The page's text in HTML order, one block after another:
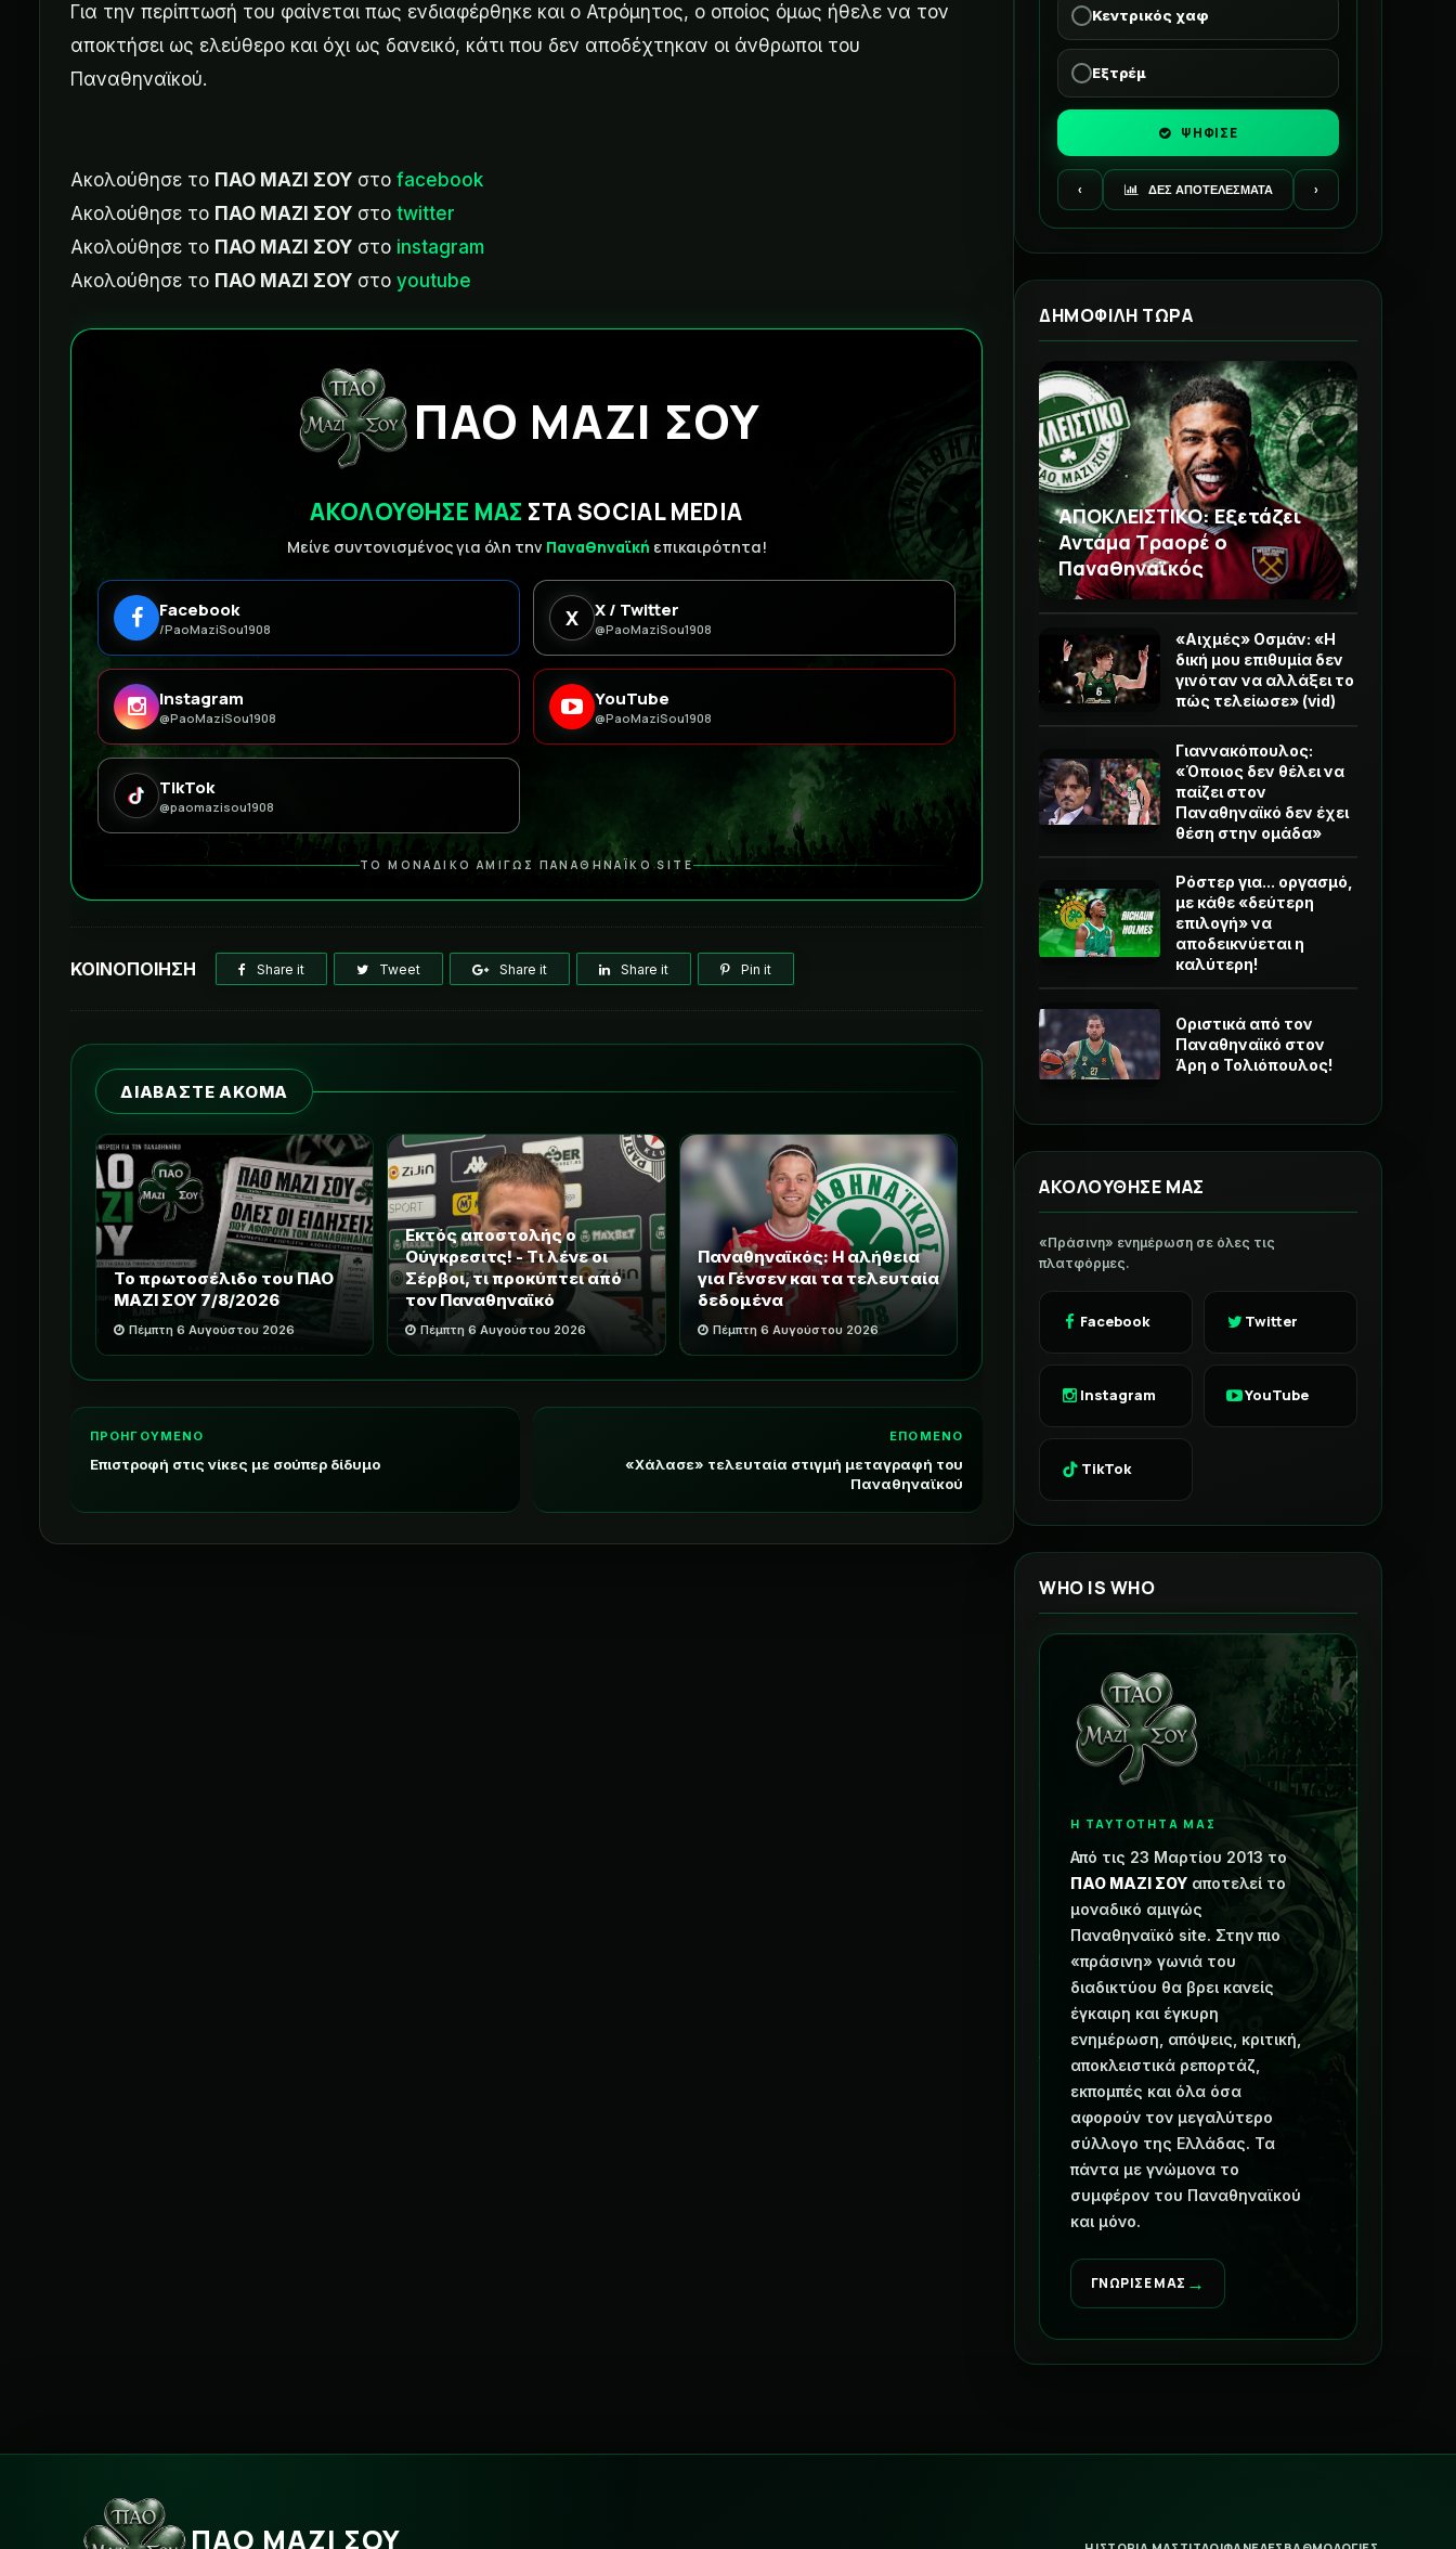
Για την περίπτωσή του φαίνεται πως ενδιαφέρθηκε και ο Ατρόμητος, ο οποίος όμως ήθελε να τον
αποκτήσει ως ελεύθερο και όχι ως δανεικό, κάτι που δεν αποδέχτηκαν οι άνθρωποι του
Παναθηναϊκού.
Ακολούθησε το ΠΑΟ ΜΑΖΙ ΣΟΥ στο facebook
Ακολούθησε το ΠΑΟ ΜΑΖΙ ΣΟΥ στο twitter
Ακολούθησε το ΠΑΟ ΜΑΖΙ ΣΟΥ στο instagram
Ακολούθησε το ΠΑΟ ΜΑΖΙ ΣΟΥ στο youtube
ΠΑΟ ΜΑΖΙ ΣΟΥ
ΑΚΟΛΟΥΘΗΣΕ ΜΑΣ ΣΤΑ SOCIAL MEDIA
Μείνε συντονισμένος για όλη την Παναθηναϊκή επικαιρότητα!
Facebook
/PaoMaziSou1908 X X / Twitter
@PaoMaziSou1908
Instagram
@PaoMaziSou1908
YouTube
@PaoMaziSou1908
TikTok
@paomazisou1908
ΤΟ ΜΟΝΑΔΙΚΟ ΑΜΙΓΩΣ ΠΑΝΑΘΗΝΑΪΚΟ SITE
ΚΟΙΝΟΠΟΙΗΣΗ Share it Tweet Share it Share it Pin it
ΔΙΑΒΑΣΤΕ ΑΚΟΜΑ
Το πρωτοσέλιδο του ΠΑΟ
ΜΑΖΙ ΣΟΥ 7/8/2026
Πέμπτη 6 Αυγούστου 2026
Εκτός αποστολής ο
Ούγκρεσιτς! - Τι λένε οι
Σέρβοι, τι προκύπτει από
τον Παναθηναϊκό
Πέμπτη 6 Αυγούστου 2026
Παναθηναϊκός: Η αλήθεια
για Γένσεν και τα τελευταία
δεδομένα
Πέμπτη 6 Αυγούστου 2026
ΕΠΟΜΕΝΟ
«Χάλασε» τελευταία στιγμή μεταγραφή του
Παναθηναϊκού
ΠΡΟΗΓΟΥΜΕΝΟ
Επιστροφή στις νίκες με σούπερ δίδυμο
Κεντρικός χαφ
Εξτρέμ
ΨΗΦΙΣΕ
‹ ΔΕΣ ΑΠΟΤΕΛΕΣΜΑΤΑ ›
ΔΗΜΟΦΙΛΗ ΤΩΡΑ
ΑΠΟΚΛΕΙΣΤΙΚΟ: Εξετάζει
Αντάμα Τραορέ ο
Παναθηναϊκός
«Αιχμές» Οσμάν: «Η
δική μου επιθυμία δεν
γινόταν να αλλάξει το
πώς τελείωσε» (vid)
Γιαννακόπουλος:
«Όποιος δεν θέλει να
παίζει στον
Παναθηναϊκό δεν έχει
θέση στην ομάδα»
Ρόστερ για... οργασμό,
με κάθε «δεύτερη
επιλογή» να
αποδεικνύεται η
καλύτερη!
Οριστικά από τον
Παναθηναϊκό στον
Άρη ο Τολιόπουλος!
ΑΚΟΛΟΥΘΗΣΕ ΜΑΣ
«Πράσινη» ενημέρωση σε όλες τις
πλατφόρμες.
Facebook Twitter
Instagram YouTube
TikTok
WHO IS WHO
Η ΤΑΥΤΟΤΗΤΑ ΜΑΣ
Από τις 23 Μαρτίου 2013 το
ΠΑΟ ΜΑΖΙ ΣΟΥ αποτελεί το
μοναδικό αμιγώς
Παναθηναϊκό site. Στην πιο
«πράσινη» γωνιά του
διαδικτύου θα βρει κανείς
έγκαιρη και έγκυρη
ενημέρωση, απόψεις, κριτική,
αποκλειστικά ρεπορτάζ,
εκπομπές και όλα όσα
αφορούν τον μεγαλύτερο
σύλλογο της Ελλάδας. Τα
πάντα με γνώμονα το
συμφέρον του Παναθηναϊκού
και μόνο.
ΓΝΩΡΙΣΕ ΜΑΣ →
ΠΑΟ ΜΑΖΙ ΣΟΥ